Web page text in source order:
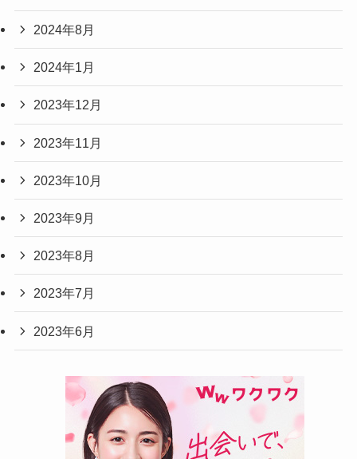
2024年8月
2024年1月
2023年12月
2023年11月
2023年10月
2023年9月
2023年8月
2023年7月
2023年6月